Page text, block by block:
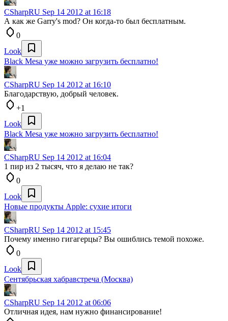
CSharpRU Sep 14 2012 at 16:18
А как же Garry's mod? Он когда-то был бесплатным.
0
Look
Black Mesa уже можно загрузить бесплатно!
CSharpRU Sep 14 2012 at 16:10
Благодарствую, добрый человек.
+1
Look
Black Mesa уже можно загрузить бесплатно!
CSharpRU Sep 14 2012 at 16:04
1 пир из 2 тысяч, что я делаю не так?
0
Look
Новые продукты Apple: сухие итоги
CSharpRU Sep 14 2012 at 15:45
Почему именно гигагерцы? Вы ошиблись темой похоже.
0
Look
Сентябрьская хабравстреча (Москва)
CSharpRU Sep 14 2012 at 06:06
Отличная идея, нам нужно финансирование!